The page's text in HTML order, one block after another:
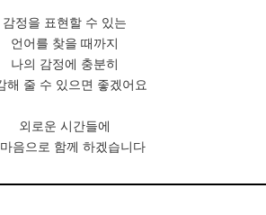
감정을 표현할 수 있는
언어를 찾을 때까지
나의 감정에 충분히
해 줄 수 있으면 좋겠어요
외로운 시간들에
음으로 함께 하겠습니다